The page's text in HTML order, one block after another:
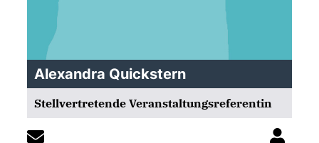
Alexandra Quickstern
Stellvertretende Veranstaltungsreferentin